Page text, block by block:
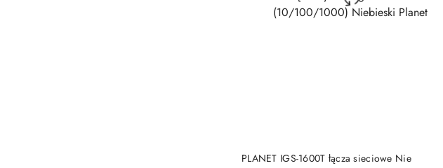
PLANET IGS-1600T łącza sieciowe Nie
DO KOSZYKA